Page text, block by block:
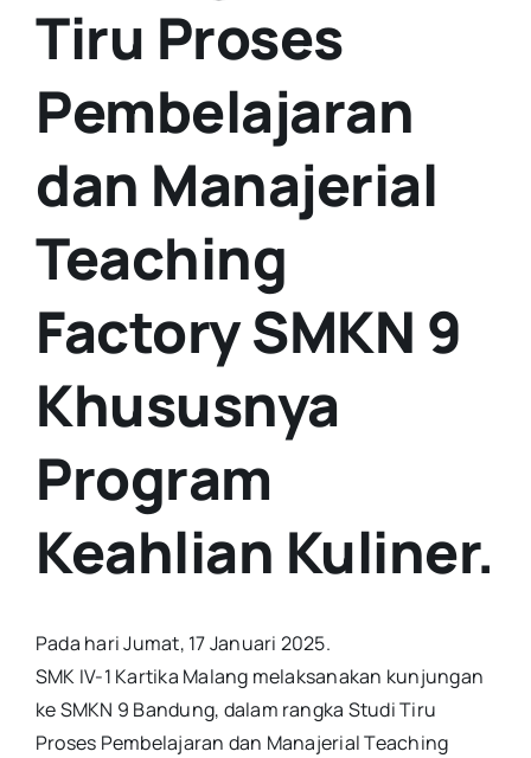
Tiru Proses
Pembelajaran
dan Manajerial
Teaching
Factory SMKN 9
Khususnya
Program
Keahlian Kuliner.
Pada hari Jumat, 17 Januari 2025.
SMK IV-1 Kartika Malang melaksanakan kunjungan
ke SMKN 9 Bandung, dalam rangka Studi Tiru
Proses Pembelajaran dan Manajerial Teaching